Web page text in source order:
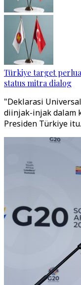
Türkiye target
status mitra dialog
"Deklarasi
diinjak-injak dalam
Presiden Türkiye itu.